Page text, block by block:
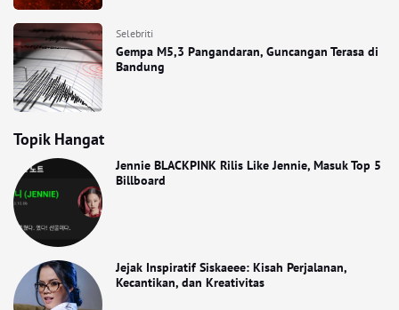
Selebriti
Gempa M5,3 Pangandaran, Guncangan Terasa di
Bandung
Topik Hangat
Jennie BLACKPINK Rilis Like Jennie, Masuk Top 5
Billboard
Jejak Inspiratif Siskaeee: Kisah Perjalanan,
Kecantikan, dan Kreativitas